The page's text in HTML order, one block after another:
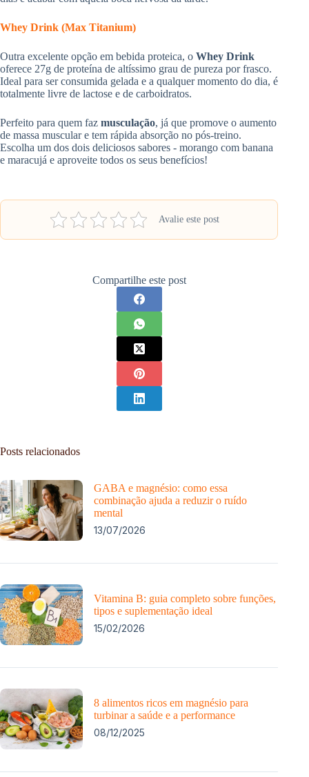
Whey Drink (Max Titanium)
Outra excelente opção em bebida proteica, o Whey Drink
oferece 27g de proteína de altíssimo grau de pureza por frasco.
Ideal para ser consumida gelada e a qualquer momento do dia, é
totalmente livre de lactose e de carboidratos.
Perfeito para quem faz musculação, já que promove o aumento
de massa muscular e tem rápida absorção no pós-treino.
Escolha um dos dois deliciosos sabores - morango com banana
e maracujá e aproveite todos os seus benefícios!
Avalie este post
Compartilhe este post
Posts relacionados
GABA e magnésio: como essa
combinação ajuda a reduzir o ruído
mental
13/07/2026
Vitamina B: guia completo sobre funções,
tipos e suplementação ideal
15/02/2026
8 alimentos ricos em magnésio para
turbinar a saúde e a performance
08/12/2025